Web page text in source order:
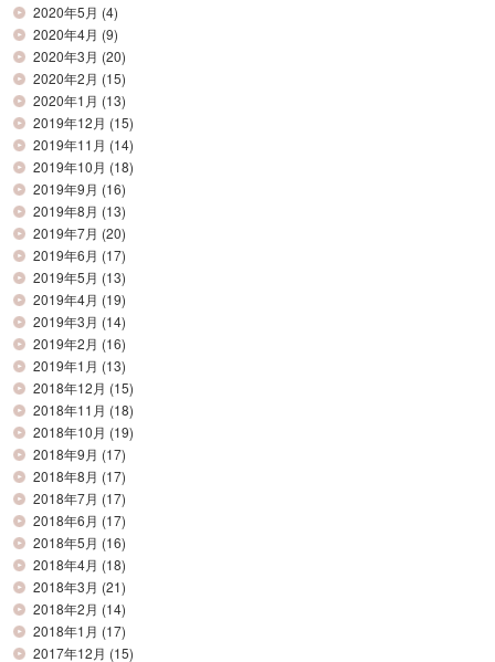
2020年5月 (4)
2020年4月 (9)
2020年3月 (20)
2020年2月 (15)
2020年1月 (13)
2019年12月 (15)
2019年11月 (14)
2019年10月 (18)
2019年9月 (16)
2019年8月 (13)
2019年7月 (20)
2019年6月 (17)
2019年5月 (13)
2019年4月 (19)
2019年3月 (14)
2019年2月 (16)
2019年1月 (13)
2018年12月 (15)
2018年11月 (18)
2018年10月 (19)
2018年9月 (17)
2018年8月 (17)
2018年7月 (17)
2018年6月 (17)
2018年5月 (16)
2018年4月 (18)
2018年3月 (21)
2018年2月 (14)
2018年1月 (17)
2017年12月 (15)